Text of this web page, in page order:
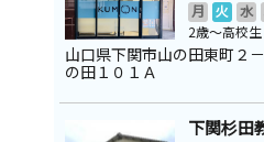
月 火 水
2歳～高校生
山口県下関市山の田東町２
の田１０１Ａ
下関杉田